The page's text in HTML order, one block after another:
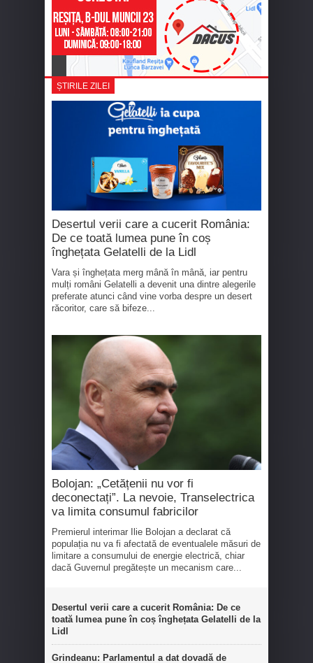
ȘTIRILE ZILEI
Desertul verii care a cucerit România:
De ce toată lumea pune în coș
înghețata Gelatelli de la Lidl
Vara și înghețata merg mână în mână, iar pentru
mulți români Gelatelli a devenit una dintre alegerile
preferate atunci când vine vorba despre un desert
răcoritor, care să bifeze...
Bolojan: „Cetățenii nu vor fi
deconectați”. La nevoie, Transelectrica
va limita consumul fabricilor
Premierul interimar Ilie Bolojan a declarat că
populația nu va fi afectată de eventualele măsuri de
limitare a consumului de energie electrică, chiar
dacă Guvernul pregătește un mecanism care...
Desertul verii care a cucerit România: De ce
toată lumea pune în coș înghețata Gelatelli de la
Lidl
Grindeanu: Parlamentul a dat dovadă de